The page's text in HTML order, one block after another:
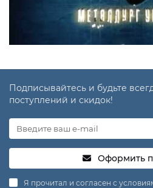
Подписывайтесь и будьте
поступлений и скидок!
Оформить
Я прочитал и согласен с